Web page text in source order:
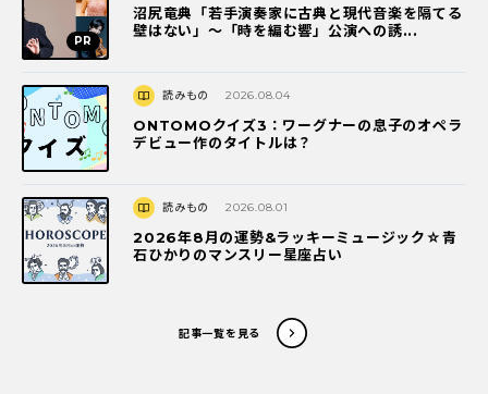
沼尻竜典「若手演奏家に古典と現代音楽を隔てる
壁はない」～「時を編む響」公演への誘...
読みもの 2026.08.04
ONTOMOクイズ3：ワーグナーの息子のオペラ
デビュー作のタイトルは？
読みもの 2026.08.01
2026年8月の運勢&ラッキーミュージック☆青
石ひかりのマンスリー星座占い
記事一覧を見る